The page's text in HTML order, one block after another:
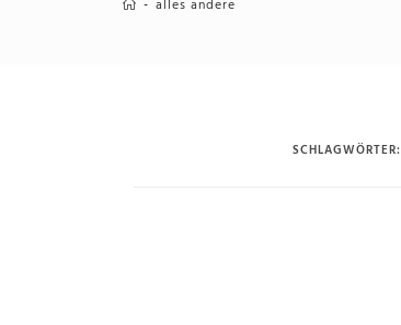
- alles andere
SCHLAGWÖRTER: